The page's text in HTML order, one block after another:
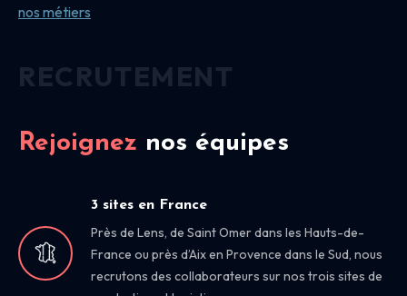
nos métiers
Rejoignez nos équipes
3 sites en France
Près de Lens, de Saint Omer dans les Hauts-de-
France ou près d’Aix en Provence dans le Sud, nous
recrutons des collaborateurs sur nos trois sites de
RECRUTEMENT